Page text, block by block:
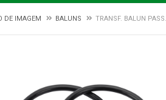
DE IMAGEM BALUNS TRANSF. BALUN